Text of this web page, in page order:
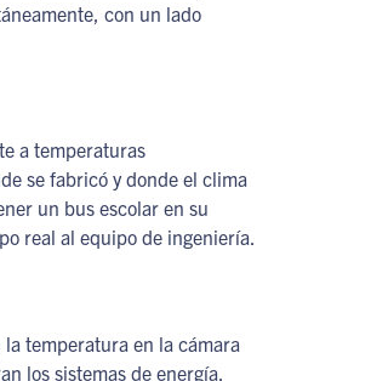
con un lado
a temperaturas
se fabricó y donde el clima
un bus escolar en su
real al equipo de ingeniería.
temperatura en la cámara
los sistemas de energía,